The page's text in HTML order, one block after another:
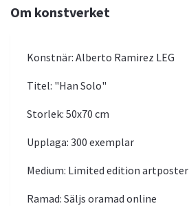
Om konstverket
Konstnär: Alberto Ramirez LEG
Titel: "Han Solo"
Storlek: 50x70 cm
Upplaga: 300 exemplar
Medium: Limited edition artposter
Ramad: Säljs oramad online